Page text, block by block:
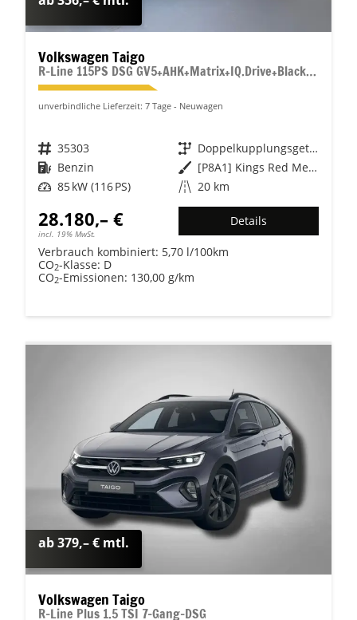
Volkswagen Taigo
R-Line 115PS DSG GV5+AHK+Matrix+IQ.Drive+Black+Keyless+Alu18+Cam+Sitzheiz
unverbindliche Lieferzeit: 7 Tage Neuwagen
Fahrzeugnr. 35303 Getriebe
Doppelkupplungsgetriebe (DSG)
Kraftstoff Benzin Außenfarbe
[P8A1] Kings Red Metallic / Dach Schwarz
Leistung 85 kW (116 PS) Kilometerstand 20 km
28.180,– €
incl. 19% MwSt.
Details
Verbrauch kombiniert: 5,70 l/100km
CO2-Klasse: D
CO2-Emissionen: 130,00 g/km
ab 379,– € mtl.
Volkswagen Taigo
R-Line Plus 1.5 TSI 7-Gang-DSG